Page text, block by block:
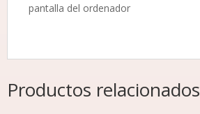
pantalla del ordenador
Productos relacionados